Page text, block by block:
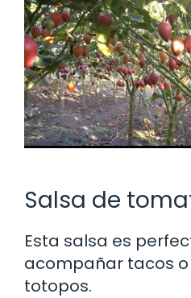
Salsa de
Esta salsa es
acompañar tacos
totopos.